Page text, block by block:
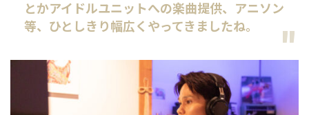
とかアイドルユニットへの楽曲提供、アニソン
等、ひとしきり幅広くやってきましたね。